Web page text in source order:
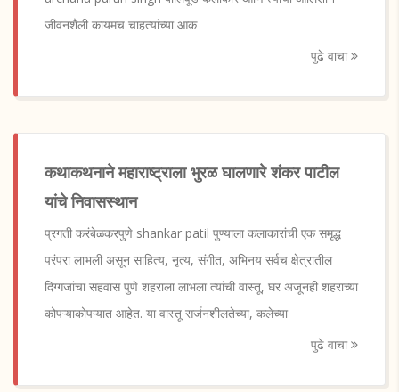
जीवनशैली कायमच चाहत्यांच्या आक
पुढे वाचा
कथाकथनाने महाराष्ट्राला भुरळ घालणारे शंकर पाटील
यांचे निवासस्थान
प्रगती करंबेळकरपुणे shankar patil पुण्याला कलाकारांची एक समृद्ध
परंपरा लाभली असून साहित्य, नृत्य, संगीत, अभिनय सर्वच क्षेत्रातील
दिग्गजांचा सहवास पुणे शहराला लाभला त्यांची वास्तू, घर अजूनही शहराच्या
कोपऱ्याकोपऱ्यात आहेत. या वास्तू सर्जनशीलतेच्या, कलेच्या
पुढे वाचा